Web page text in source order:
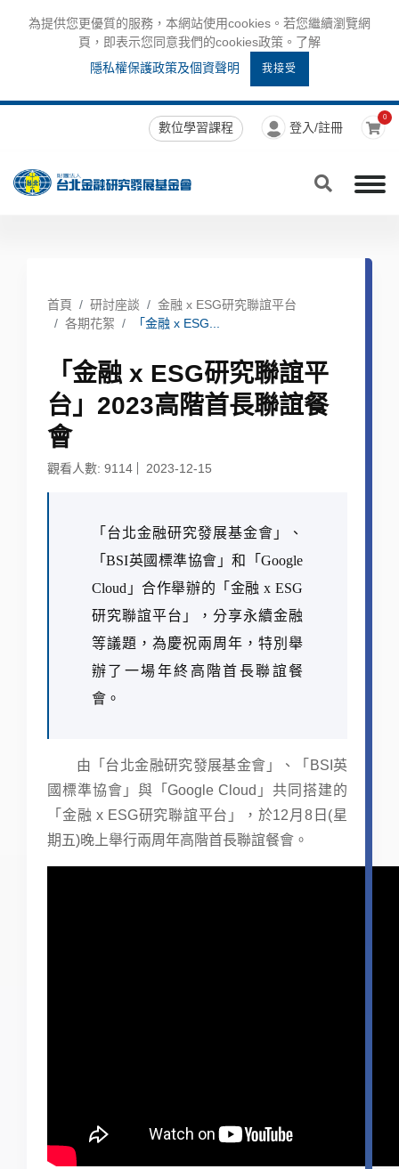
為提供您更優質的服務，本網站使用cookies。若您繼續瀏覽網
頁，即表示您同意我們的cookies政策。了解
隱私權保護政策及個資聲明
我接受
數位學習課程 登入/註冊
0
首頁 研討座談
金融 x ESG研究聯誼平台
各期花絮
「金融 x ESG...
「金融 x ESG研究聯誼平
台」2023高階首長聯誼餐
會
觀看人數: 9114 2023-12-15
「台北金融研究發展基金會」、
「BSI英國標準協會」和「Google
Cloud」合作舉辦的「金融 x ESG
研究聯誼平台」，分享永續金融
等議題，為慶祝兩周年，特別舉
辦了一場年終高階首長聯誼餐
會。
由「台北金融研究發展基金會」、「BSI英
國標準協會」與「Google Cloud」共同搭建的
「金融 x ESG研究聯誼平台」，於12月8日(星
期五)晚上舉行兩周年高階首長聯誼餐會。